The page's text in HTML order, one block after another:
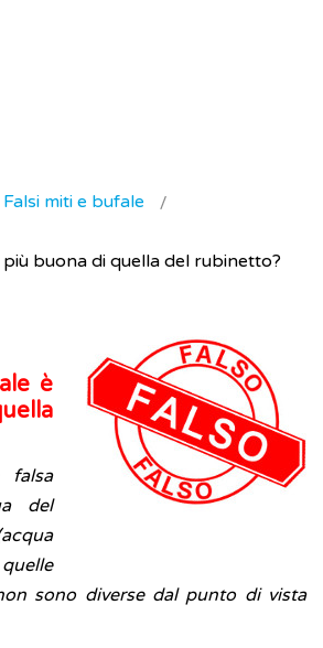
Falsi miti e bufale
più buona di quella del rubinetto?
è
del
sono diverse dal punto di vista